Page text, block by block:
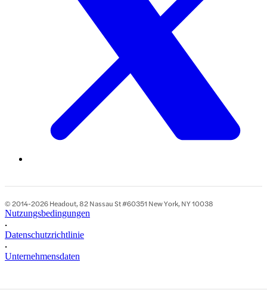
© 2014-2026 Headout, 82 Nassau St #60351 New York, NY 10038
Nutzungsbedingungen
•
Datenschutzrichtlinie
•
Unternehmensdaten